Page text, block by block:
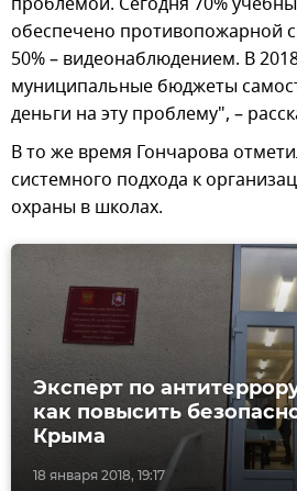
обеспечено противопожарной
50% – видеонаблюдением. В
муниципальные бюджеты
деньги на эту проблему", –
В то же время Гончарова
системного подхода к
охраны в школах.
18 января 2018, 19:17
Эксперт по
как повысить
Крыма